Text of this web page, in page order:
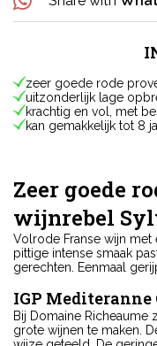
zeer goede rode
uitzonderlijk lage
krachtig en vol, met
kan gemakkelijk tot 8
Zeer goede
wijnrebel
Volrode Franse wijn met
pittige intense smaak
gerechten. Eenmaal
IGP Mediteranne
Bij Domaine Richeaume
grote wijnen te maken.